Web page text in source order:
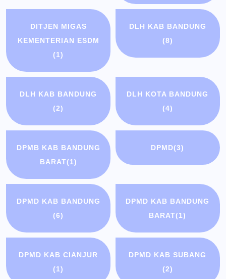
DITJEN MIGAS
KEMENTERIAN ESDM
(1)
DLH KAB BANDUNG
(8)
DLH KAB BANDUNG
(2)
DLH KOTA BANDUNG
(4)
DPMB KAB BANDUNG
BARAT(1)
DPMD(3)
DPMD KAB BANDUNG
(6)
DPMD KAB BANDUNG
BARAT(1)
DPMD KAB CIANJUR
(1)
DPMD KAB SUBANG
(2)